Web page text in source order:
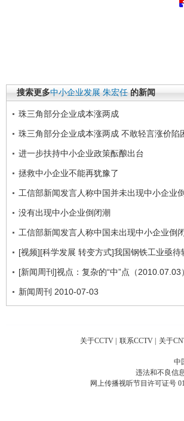
搜索更多中小企业发展 朱宏任 的新闻
珠三角部分企业成本涨两成
珠三角部分企业成本涨两成 不敢轻言涨价陷
进一步扶持中小企业政策酝酿出台
拯救中小企业不能再犹豫了
工信部新闻发言人称中国并未出现中小企业
没有出现中小企业倒闭潮
工信部新闻发言人称中国未出现中小企业倒
[视频][科学发展 转变方式]我国钢铁工业亟待
[新闻周刊]视点：复杂的“中”点（2010.07.03）
新闻周刊 2010-07-03
关于CCTV | 联系CCTV | 关于
中
违法和不良信
网上传播视听节目许可证号